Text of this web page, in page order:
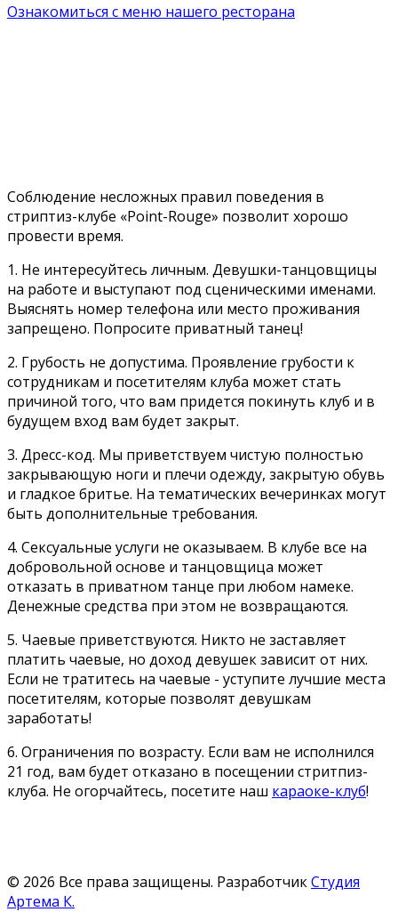
Ознакомиться с меню нашего ресторана
Соблюдение несложных правил поведения в
стриптиз-клубе «Point-Rouge» позволит хорошо
провести время.
1. Не интересуйтесь личным. Девушки-танцовщицы
на работе и выступают под сценическими именами.
Выяснять номер телефона или место проживания
запрещено. Попросите приватный танец!
2. Грубость не допустима. Проявление грубости к
сотрудникам и посетителям клуба может стать
причиной того, что вам придется покинуть клуб и в
будущем вход вам будет закрыт.
3. Дресс-код. Мы приветствуем чистую полностью
закрывающую ноги и плечи одежду, закрытую обувь
и гладкое бритье. На тематических вечеринках могут
быть дополнительные требования.
4. Сексуальные услуги не оказываем. В клубе все на
добровольной основе и танцовщица может
отказать в приватном танце при любом намеке.
Денежные средства при этом не возвращаются.
5. Чаевые приветствуются. Никто не заставляет
платить чаевые, но доход девушек зависит от них.
Если не тратитесь на чаевые - уступите лучшие места
посетителям, которые позволят девушкам
заработать!
6. Ограничения по возрасту. Если вам не исполнился
21 год, вам будет отказано в посещении стритпиз-
клуба. Не огорчайтесь, посетите наш караоке-клуб!
© 2026 Все права защищены. РазработчикСтудия
Артема К.